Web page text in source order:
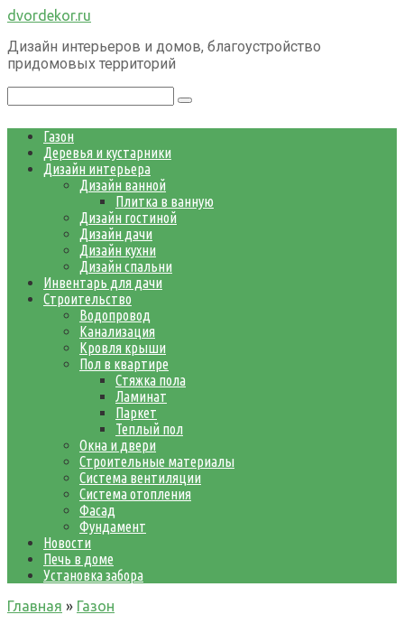
Перейти
контенту
dvordekor.ru
Дизайн интерьеров и домов, благоустройство
придомовых территорий
Газон
Деревья и кустарники
Дизайн интерьера
Дизайн ванной
Плитка в ванную
Дизайн гостиной
Дизайн дачи
Дизайн кухни
Дизайн спальни
Инвентарь для дачи
Строительство
Водопровод
Канализация
Кровля крыши
Пол в квартире
Стяжка пола
Ламинат
Паркет
Теплый пол
Окна и двери
Строительные материалы
Система вентиляции
Система отопления
Фасад
Фундамент
Новости
Печь в доме
Установка забора
Главная » Газон